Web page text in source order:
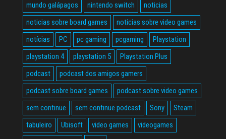
mundo galápagos
nintendo switch
noticias
noticias sobre board games
noticias sobre video games
notícias
PC pc gaming pcgaming
Playstation
playstation 4
playstation 5
Playstation Plus
podcast
podcast dos amigos gamers
podcast sobre board games
podcast sobre video games
sem continue
sem continue podcast Sony
Steam
tabuleiro
Ubisoft video games
videogames